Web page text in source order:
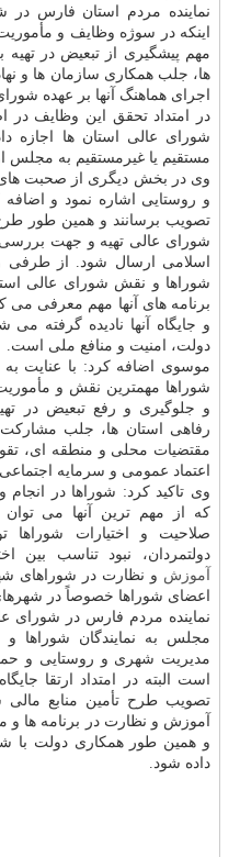
نماینده مردم استان فارس در
اینكه در سوژه وظایف و
مهم پیشگیری از تبعیض در تهیه
ها، جلب همكاری سازمان ها و
اجرای هماهنگ آنها بر عهده
در امتداد تحقق این وظایف
شورای عالی استان ها اجازه
مستقیم یا غیرمستقیم به مجلس
وی در بخش دیگری از صحبت
و روستایی اشاره نمود و اضافه
تصویب برسانند و همین طور طرح
شورای عالی تهیه و جهت
اسلامی ارسال شود. از طرفی
شوراها و نقش شورای عالی
برنامه های آنها مهم معرفی
و جایگاه آنها نادیده گرفته
دولت، امنیت و منافع ملی است.
موسوی اضافه كرد: با عنایت
شوراها مهمترین نقش و
و جلوگیری و رفع تبعیض در
رفاهی استان ها، جلب
مقتضیات محلی و منطقه ای،
اعتماد عمومی و سرمایه
وی تاكید كرد: شوراها در
كه از مهم ترین آنها می توان
صلاحیت و اختیارات
دولتمردان، نبود تناسب بین
آموزش و نظارت در شوراهای
اعضای شوراها خصوصاً در
نماینده مردم فارس در شورای
مجلس به نمایندگان شوراها
مدیریت شهری و روستایی و
است البته در امتداد ارتقا
تصویب طرح تأمین منابع
آموزش و نظارت در برنامه ها و
و همین طور همكاری دولت با
داده شود.